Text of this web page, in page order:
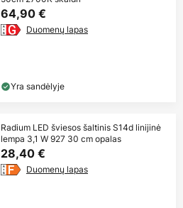
64,90 €
Duomenų lapas
Yra sandėlyje
Radium LED šviesos šaltinis S14d linijinė
lempa 3,1 W 927 30 cm opalas
28,40 €
Duomenų lapas